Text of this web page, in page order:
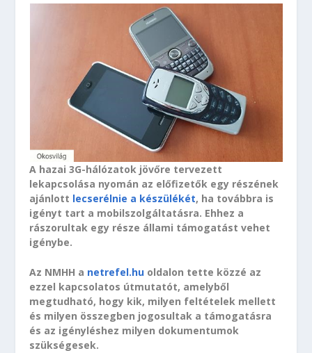
A hazai 3G-hálózatok jövőre tervezett
lekapcsolása nyomán az előfizetők egy részének
ajánlott lecserélnie a készülékét, ha továbbra is
igényt tart a mobilszolgáltatásra. Ehhez a
rászorultak egy része állami támogatást vehet
igénybe.
Az NMHH a netrefel.hu oldalon tette közzé az
ezzel kapcsolatos útmutatót, amelyből
megtudható, hogy kik, milyen feltételek mellett
és milyen összegben jogosultak a támogatásra
és az igényléshez milyen dokumentumok
szükségesek.